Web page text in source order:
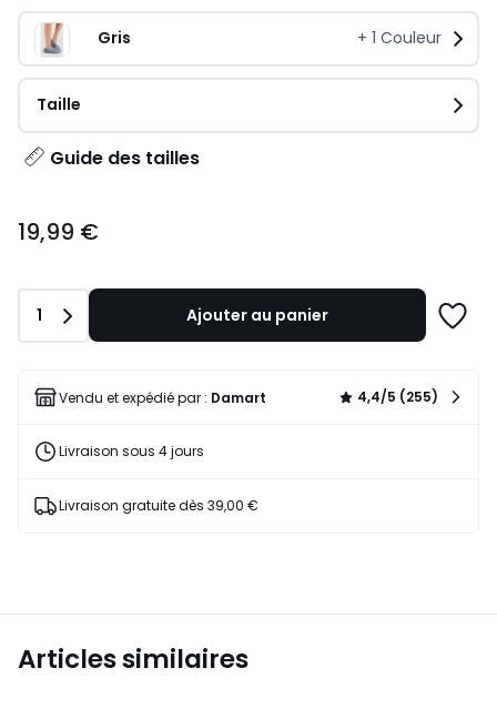
Gris + 1 Couleur
Taille
Guide des tailles
€.
19,99 €
Quantité
1 Ajouter au panier
liste
Vendu et expédié par : Damart 4,4/5 (255)
Livraison sous 4 jours
Livraison gratuite dès 39,00 €
Articles similaires